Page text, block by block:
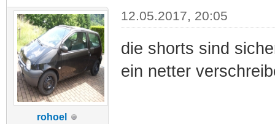
rohoel
12.05.2017, 20:05
die shorts sind
ein netter